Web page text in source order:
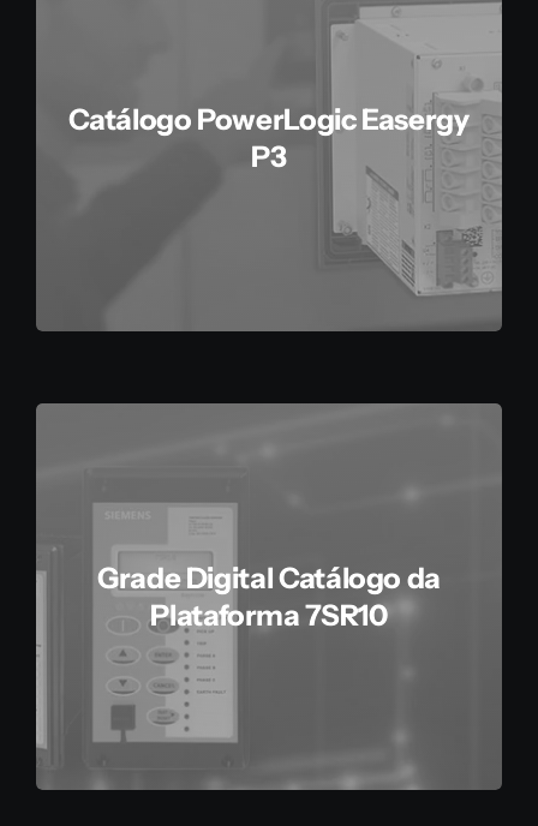
Catálogo PowerLogic Easergy
P3
Grade Digital Catálogo da
Plataforma 7SR10